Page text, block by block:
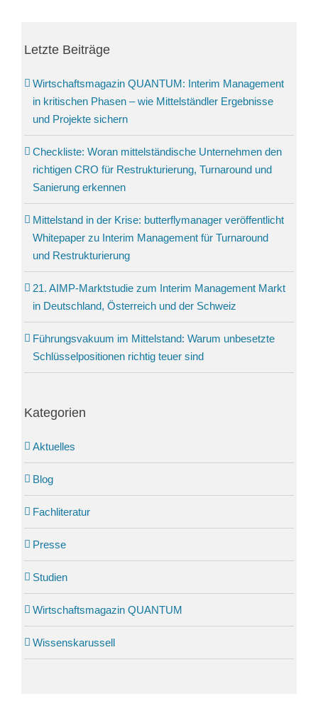
Letzte Beiträge
Wirtschaftsmagazin QUANTUM: Interim Management
in kritischen Phasen – wie Mittelständler Ergebnisse
und Projekte sichern
Checkliste: Woran mittelständische Unternehmen den
richtigen CRO für Restrukturierung, Turnaround und
Sanierung erkennen
Mittelstand in der Krise: butterflymanager veröffentlicht
Whitepaper zu Interim Management für Turnaround
und Restrukturierung
21. AIMP-Marktstudie zum Interim Management Markt
in Deutschland, Österreich und der Schweiz
Führungs­vakuum im Mittel­stand: Warum unbesetzte
Schlüssel­positionen richtig teuer sind
Kategorien
Aktuelles
Blog
Fachliteratur
Presse
Studien
Wirtschaftsmagazin QUANTUM
Wissenskarussell